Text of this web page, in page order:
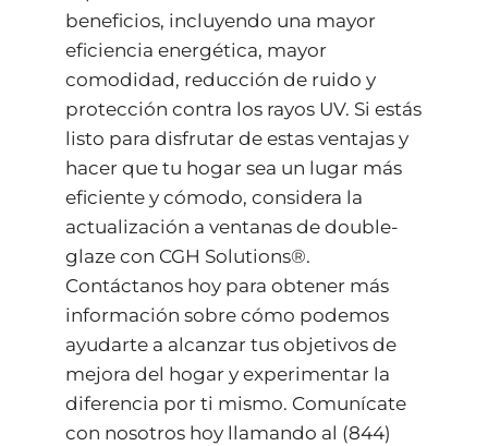
beneficios, incluyendo una mayor
eficiencia energética, mayor
comodidad, reducción de ruido y
protección contra los rayos UV. Si estás
listo para disfrutar de estas ventajas y
hacer que tu hogar sea un lugar más
eficiente y cómodo, considera la
actualización a ventanas de double-
glaze con CGH Solutions®.
Contáctanos hoy para obtener más
información sobre cómo podemos
ayudarte a alcanzar tus objetivos de
mejora del hogar y experimentar la
diferencia por ti mismo. Comunícate
con nosotros hoy llamando al (844)